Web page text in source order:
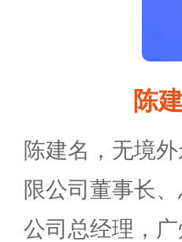
陈
陈建名，无境
限公司董事长
公司总经理，